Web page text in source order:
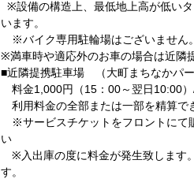
※設備の構造上、最低地上高が低い
います。
※バイク専用駐輪場はございません
※満車時や適応外のお車の場合は近隣
■近隣提携駐車場 （大町まちなかパ
料金1,000円（15：00～翌日10:00
利用料金の全部または一部を精算で
※サービスチケットをフロントにて
い
※入出庫の度に料金が発生致します
す。